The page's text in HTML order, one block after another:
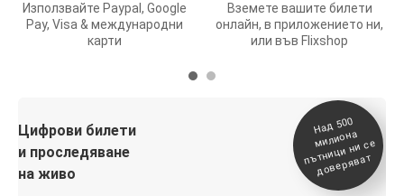
Използвайте Paypal, Google
Pay, Visa & международни
карти
Вземете вашите билети
онлайн, в приложението ни,
или във Flixshop
Цифрови билети
и проследяване
на живо
На
д 500
милиона
п
ътници ни се
доверяват